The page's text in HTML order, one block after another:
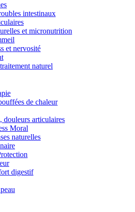
intestinaux
et micronutrition
et nervosité
naturel
de chaleur
douleurs articulaires
Moral
naturelles
digestif